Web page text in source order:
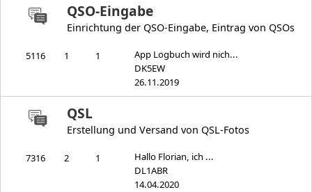
QSO-Eingabe
Einrichtung der QSO-Eingabe, Eintrag von QSOs
App Logbuch wird nich...
DK5EW
26.11.2019
5116 1 1
QSL
Erstellung und Versand von QSL-Fotos
Hallo Florian, ich ...
DL1ABR
14.04.2020
7316 2 1